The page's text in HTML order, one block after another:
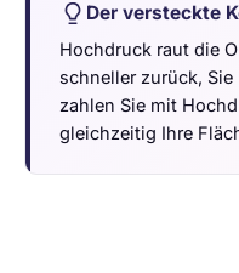
Der versteckte
Hochdruck raut die
schneller zurück,
zahlen Sie mit
gleichzeitig Ihre